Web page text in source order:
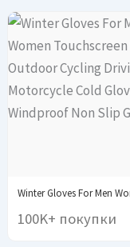
100K+ покупки